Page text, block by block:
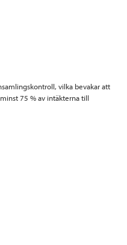
vilka bevakar att
75 % av intäkterna till